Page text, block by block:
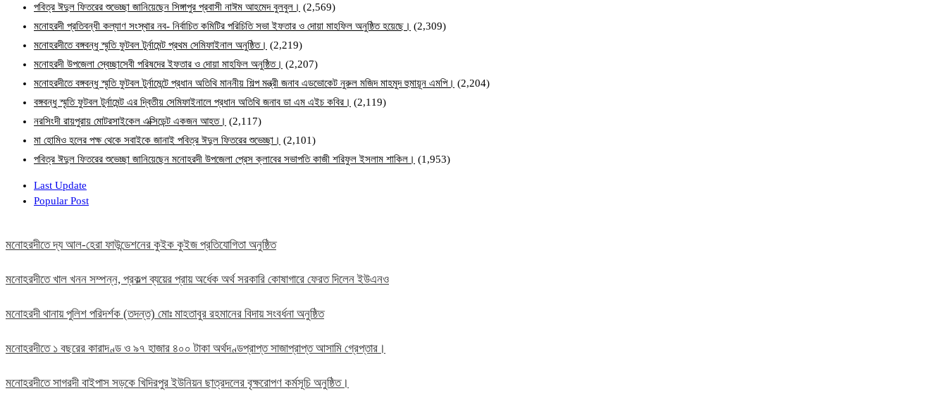
পবিত্র ঈদুল ফিতরের শুভেচ্ছা জানিয়েছেন সিঙ্গাপুর প্রবাসী নাঈম আহমেদ বুলবুল। (2,569)
মনোহরদী প্রতিবন্ধী কল্যাণ সংস্থার নব- নির্বাচিত কমিটির পরিচিতি সভা ইফতার ও দোয়া মাহফিল অনুষ্ঠিত হয়েছে। (2,309)
মনোহরদীতে বঙ্গবন্ধু স্মৃতি ফুটবল টুর্নামেন্ট প্রথম সেমিফাইনাল অনুষ্ঠিত। (2,219)
মনোহরদী উপজেলা স্বেচ্ছাসেবী পরিষদের ইফতার ও দোয়া মাহফিল অনুষ্ঠিত। (2,207)
মনোহরদীতে বঙ্গবন্ধু স্মৃতি ফুটবল টুর্নামেন্টে প্রধান অতিথি মাননীয় শিল্প মন্ত্রী জনাব এডভোকেট নুরুল মজিদ মাহমুদ হুমায়ূন এমপি। (2,204)
বঙ্গবন্ধু স্মৃতি ফুটবল টুর্নামেন্ট এর দ্বিতীয় সেমিফাইনালে প্রধান অতিথি জনাব ডা এম এইচ কবির। (2,119)
নরসিংদী রায়পুরায় মোটরসাইকেল এক্সিডেন্ট একজন আহত। (2,117)
মা হোমিও হলের পক্ষ থেকে সবাইকে জানাই পবিত্র ঈদুল ফিতরের শুভেচ্ছা। (2,101)
পবিত্র ঈদুল ফিতরের শুভেচ্ছা জানিয়েছেন মনোহরদী উপজেলা প্রেস ক্লাবের সভাপতি কাজী শরিফুল ইসলাম শাকিল। (1,953)
Last Update
Popular Post
মনোহরদীতে দ্য আল-হেরা ফাউন্ডেশনের কুইক কুইজ প্রতিযোগিতা অনুষ্ঠিত
মনোহরদীতে খাল খনন সম্পন্ন, প্রকল্প ব্যয়ের প্রায় অর্ধেক অর্থ সরকারি কোষাগারে ফেরত দিলেন ইউএনও
মনোহরদী থানায় পুলিশ পরিদর্শক (তদন্ত) মোঃ মাহতাবুর রহমানের বিদায় সংবর্ধনা অনুষ্ঠিত
মনোহরদীতে ১ বছরের কারাদণ্ড ও ৯৭ হাজার ৪০০ টাকা অর্থদণ্ডপ্রাপ্ত সাজাপ্রাপ্ত আসামি গ্রেপ্তার।
মনোহরদীতে সাগরদী বাইপাস সড়কে খিদিরপুর ইউনিয়ন ছাত্রদলের বৃক্ষরোপণ কর্মসূচি অনুষ্ঠিত।